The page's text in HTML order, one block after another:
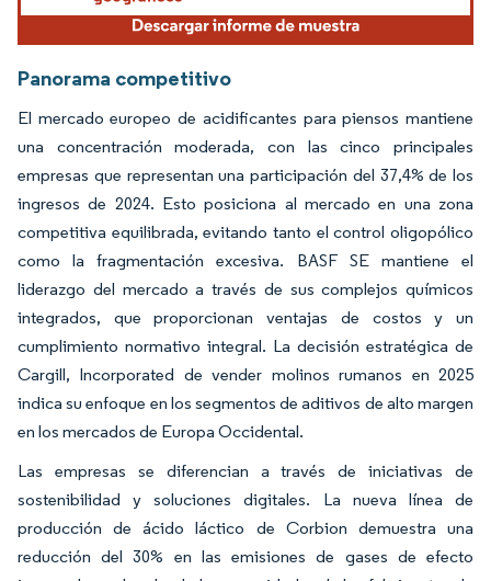
Panorama competitivo
El mercado europeo de acidificantes para piensos mantiene
una concentración moderada, con las cinco principales
empresas que representan una participación del 37,4% de los
ingresos de 2024. Esto posiciona al mercado en una zona
competitiva equilibrada, evitando tanto el control oligopólico
como la fragmentación excesiva. BASF SE mantiene el
liderazgo del mercado a través de sus complejos químicos
integrados, que proporcionan ventajas de costos y un
cumplimiento normativo integral. La decisión estratégica de
Cargill, Incorporated de vender molinos rumanos en 2025
indica su enfoque en los segmentos de aditivos de alto margen
en los mercados de Europa Occidental.
Las empresas se diferencian a través de iniciativas de
sostenibilidad y soluciones digitales. La nueva línea de
producción de ácido láctico de Corbion demuestra una
reducción del 30% en las emisiones de gases de efecto